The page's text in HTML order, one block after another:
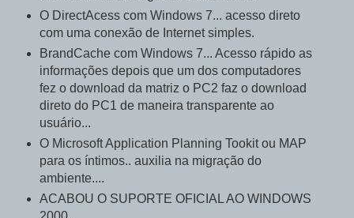
O DirectAcess com Windows 7... acesso direto
com uma conexão de Internet simples.
BrandCache com Windows 7... Acesso rápido as
informações depois que um dos computadores
fez o download da matriz o PC2 faz o download
direto do PC1 de maneira transparente ao
usuário...
O Microsoft Application Planning Tookit ou MAP
para os íntimos.. auxilia na migração do
ambiente....
ACABOU O SUPORTE OFICIAL AO WINDOWS